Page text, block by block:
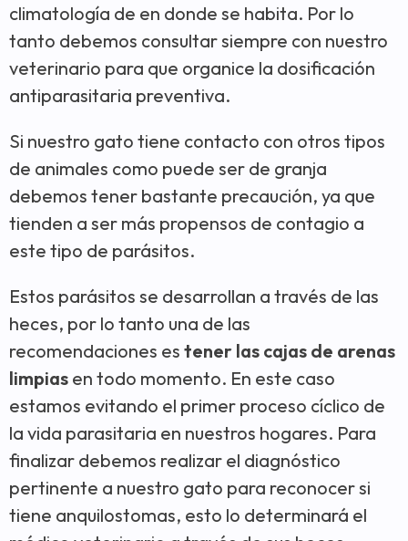
climatología de en donde se habita. Por lo
tanto debemos consultar siempre con nuestro
veterinario para que organice la dosificación
antiparasitaria preventiva.
Si nuestro gato tiene contacto con otros tipos
de animales como puede ser de granja
debemos tener bastante precaución, ya que
tienden a ser más propensos de contagio a
este tipo de parásitos.
Estos parásitos se desarrollan a través de las
heces, por lo tanto una de las
recomendaciones es tener las cajas de arenas
limpias en todo momento. En este caso
estamos evitando el primer proceso cíclico de
la vida parasitaria en nuestros hogares. Para
finalizar debemos realizar el diagnóstico
pertinente a nuestro gato para reconocer si
tiene anquilostomas, esto lo determinará el